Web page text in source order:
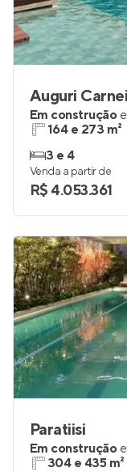
Auguri
Em construção
164 e 273 m²
3 e 4
Venda a partir de
R$ 4.053.361
Paratiisi
Em construção
304 e 435 m²